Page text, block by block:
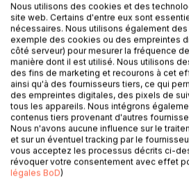
AJOUTER AU
Ajouter à ma liste d'envies
Laisser un avis
Nous utilisons des cookies et des
site web. Certains d'entre eux sont
nécessaires. Nous utilisons également
exemple des cookies ou des empreintes
côté serveur) pour mesurer la fréquence
manière dont il est utilisé. Nous utilisons
des fins de marketing et recourons à cet
ainsi qu'à des fournisseurs tiers, ce qui
des empreintes digitales, des pixels de
tous les appareils. Nous intégrons
contenus tiers provenant d'autres
Nous n'avons aucune influence sur le
et sur un éventuel tracking par le
vous acceptez les processus décrits ci-
révoquer votre consentement avec effet
légales BoD)